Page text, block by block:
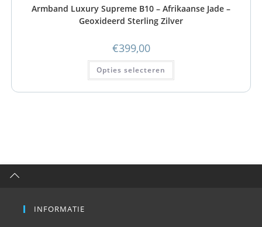
Armband Luxury Supreme B10 – Afrikaanse Jade –
Geoxideerd Sterling Zilver
€399,00
Opties selecteren
INFORMATIE